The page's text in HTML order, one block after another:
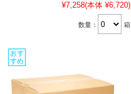
¥7,258(本体 ¥6,720)
数量： 箱